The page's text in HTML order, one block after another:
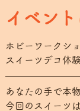
イベン
ホビーワークシ
スイーツデコ体
あなたの手で本
今回のスイーツ